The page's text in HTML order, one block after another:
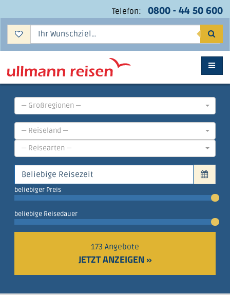
Telefon: 0800 - 44 50 600
— Großregionen —
— Reiseland —
— Reisearten —
beliebiger Preis
beliebige Reisedauer
173 Angebote
JETZT ANZEIGEN »